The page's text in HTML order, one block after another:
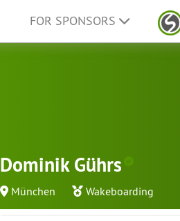
FOR SPONSORS
Dominik Gührs
München Wakeboarding